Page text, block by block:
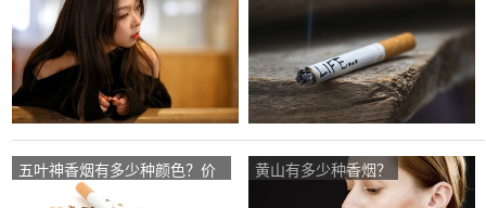
它们多少钱？
卷烟厂有什么牌子的香烟？
五叶神香烟有多少种颜色？价
格是多少？
黄山有多少种香烟？